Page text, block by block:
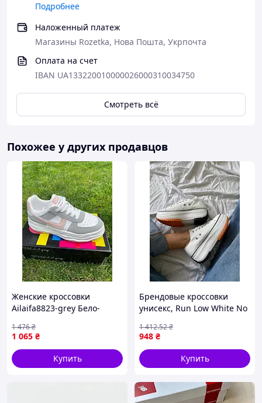
Подробнее
Наложенный платеж
Магазины Rozetka, Нова Пошта, Укрпочта
Оплата на счет
IBAN UA133220010000026000310034750
Смотреть всё
Похожее у других продавцов
Женские кроссовки
Ailaifa8823-grey Бело-
1 065 ₴
1 476₴
Купить
Брендовые кроссовки
унисекс, Run Low White No
948 ₴
1 412.52₴
Купить